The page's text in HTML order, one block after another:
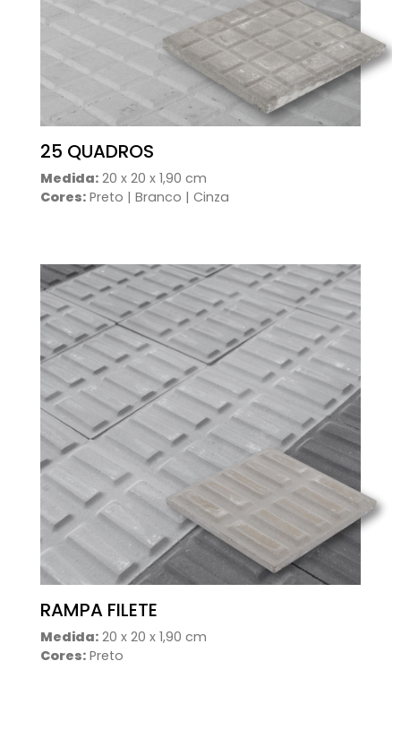
25 QUADROS
Medida: 20 x 20 x 1,90 cm
Cores: Preto | Branco | Cinza
RAMPA FILETE
Medida: 20 x 20 x 1,90 cm
Cores: Preto